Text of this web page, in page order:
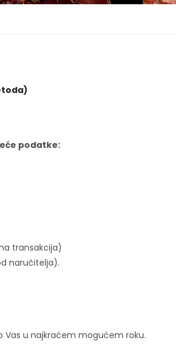
podatke:
transakcija)
naručitelja).
Vas u najkraćem mogućem roku.